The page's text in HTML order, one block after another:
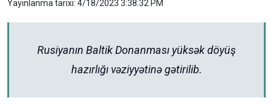
Yayınlanma tarixi: 4/18/2023 3:38:32 PM
Rusiyanın Baltik Donanması yüksək döyüş
hazırlığı vəziyyətinə gətirilib.